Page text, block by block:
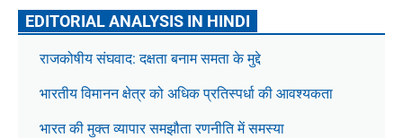
EDITORIAL ANALYSIS IN HINDI
राजकोषीय संघवाद: दक्षता बनाम समता के मुद्दे
भारतीय विमानन क्षेत्र को अधिक प्रतिस्पर्धा की आवश्यकता
भारत की मुक्त व्यापार समझौता रणनीति में समस्या